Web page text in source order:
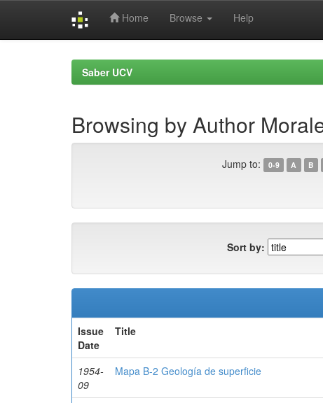
Home Browse Help
Saber UCV
Browsing by Author
Jump to: 0-9 A B
Sort by:
Issue
Date
Title
1954-
09
Mapa B-2 Geología de superficie